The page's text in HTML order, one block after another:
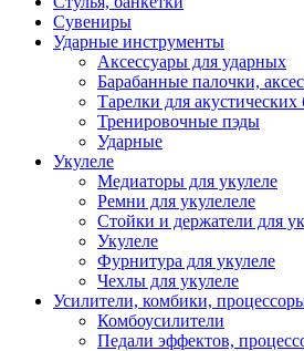
Сувениры
Ударные инструменты
Аксессуары для ударных
Барабанные палочки,
Тарелки для
Тренировочные пэды
Ударные
Укулеле
Медиаторы для укулеле
Ремни для укулелеле
Стойки и держатели для
Укулеле
Фурнитура для укулеле
Чехлы для укулеле
Усилители, комбики,
Комбоусилители
Педали эффектов,